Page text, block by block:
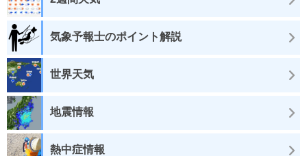
気象予報士のポイント解説
世界天気
地震情報
熱中症情報